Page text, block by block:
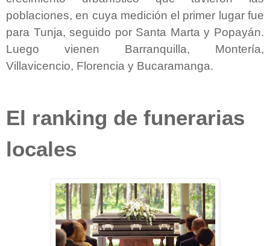
poblaciones, en cuya medición el primer lugar fue
para Tunja, seguido por Santa Marta y Popayán.
Luego vienen Barranquilla, Montería,
Villavicencio, Florencia y Bucaramanga.
El ranking de funerarias
locales